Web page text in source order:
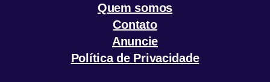
Quem somos
Contato
Anuncie
Política de Privacidade